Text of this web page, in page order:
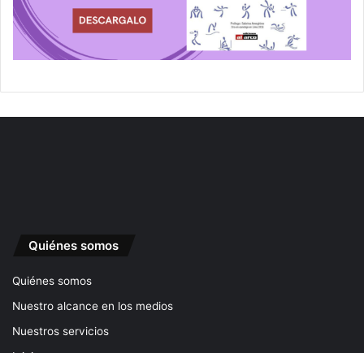
Quiénes somos
Quiénes somos
Nuestro alcance en los medios
Nuestros servicios